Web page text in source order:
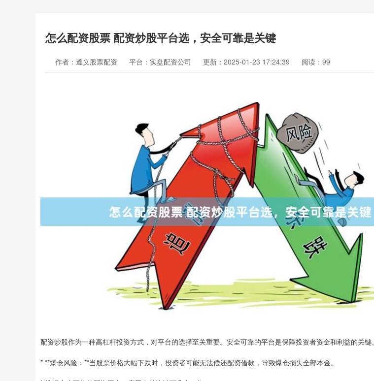
怎么配资股票 配资炒股平台选，安全可靠是关键
作者：遵义股票配资 平台：实盘配资公司 更新：2025-01-23 17:24:39 阅读：99
配资炒股作为一种高杠杆投资方式，对平台的选择至关重要。安全可靠的平台是保障投资者资金和利益的关键。
* **爆仓风险：**当股票价格大幅下跌时，投资者可能无法偿还配资借款，导致爆仓损失全部本金。